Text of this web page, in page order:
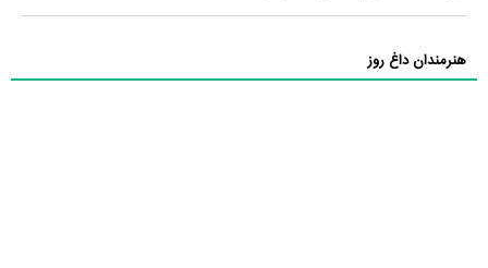
هنرمندان داغ روز